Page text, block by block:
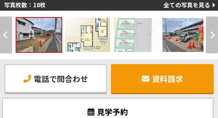
写真枚数：18枚 全ての写真を見る
電話で問合わせ 資料請求
見学予約